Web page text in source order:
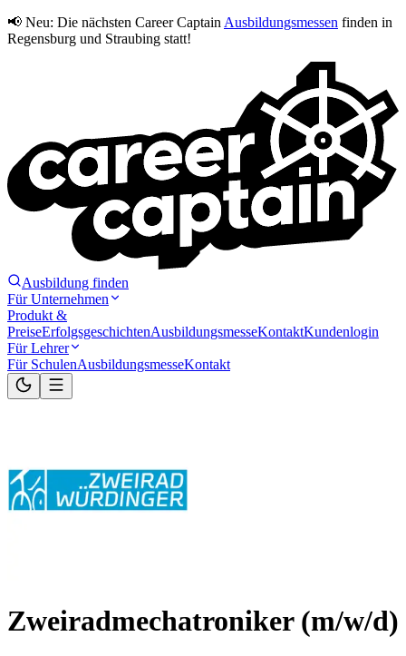
📢 Neu: Die nächsten Career Captain Ausbildungsmessen finden in
Regensburg und Straubing statt!
Ausbildung finden
Für Unternehmen
Produkt &
PreiseErfolgsgeschichtenAusbildungsmesseKontaktKundenlogin
Für Lehrer
Für SchulenAusbildungsmesseKontakt
Zweiradmechatroniker (m/w/d)